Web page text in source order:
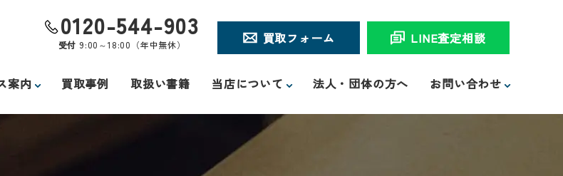
案内 買取事例 取扱い書籍 当店について 法人・団体の方へ お問い合わせ
0120-544-903
受付 9:00～18:00（年中無休） 買取フォーム LINE査定相談